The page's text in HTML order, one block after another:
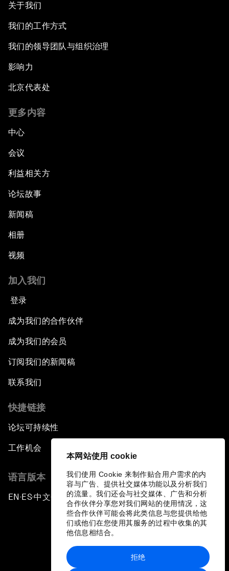
本网站使用 cookie
我们使用 Cookie 来制作贴合用户需求的内
容与广告、提供社交媒体功能以及分析我们
的流量。我们还会与社交媒体、广告和分析
合作伙伴分享您对我们网站的使用情况，这
些合作伙伴可能会将此类信息与您提供给他
们或他们在您使用其服务的过程中收集的其
他信息相结合。
拒绝
关于我们
我们的工作方式
我们的领导团队与组织治理
影响力
北京代表处
更多内容
中心
会议
利益相关方
论坛故事
新闻稿
相册
视频
加入我们
登录
成为我们的合作伙伴
成为我们的会员
订阅我们的新闻稿
联系我们
快捷链接
论坛可持续性
工作机会
语言版本
EN ▪ ES▪中文▪ 日本語